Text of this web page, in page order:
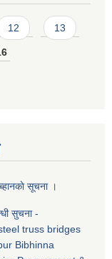
12 13
सूचना ।
सुचना -
truss bridges
Bibhinna